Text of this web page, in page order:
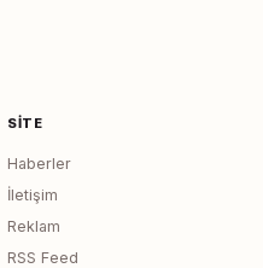
SITE
Haberler
İletişim
Reklam
RSS Feed